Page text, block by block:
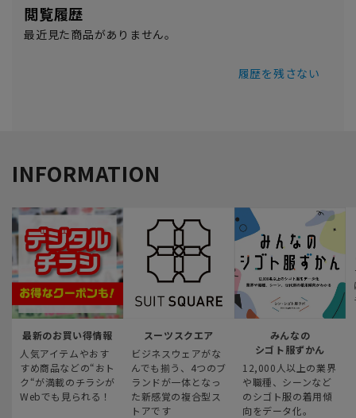
閲覧履歴
最近見た商品がありません。
履歴を残さない
INFORMATION
最新のお買い得情報
人気アイテムやおす
すめ商品などの“おト
ク“が満載のチラシが
Webでも見られる！
スーツスクエア
ビジネスウェアがな
んでも揃う、4つのブ
ランドが一体となっ
た新感覚の複合型ス
トアです
みんなの
シゴト服ずかん
12,000人以上の業界
や職種、シーンなど
のシゴト服の着用傾
向をデータ化。